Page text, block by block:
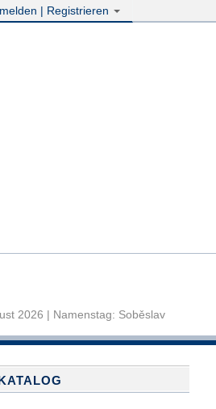
| Registrieren
2026 | Namenstag: Soběslav